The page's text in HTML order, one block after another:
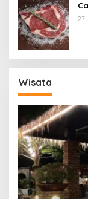
27
Wisata